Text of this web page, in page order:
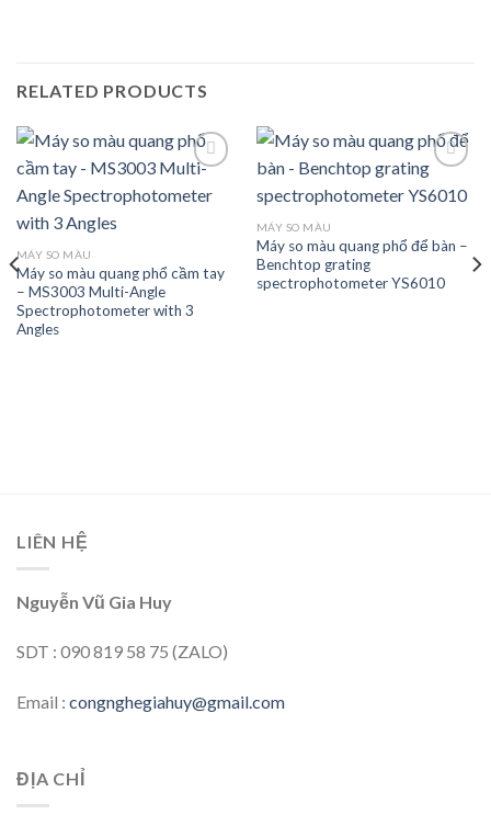
RELATED PRODUCTS
MÁY SO MÀU
Máy so màu quang phổ cầm tay
– MS3003 Multi-Angle
Spectrophotometer with 3
Angles
MÁY SO MÀU
Máy so màu quang phổ để bàn –
Benchtop grating
spectrophotometer YS6010
LIÊN HỆ
Nguyễn Vũ Gia Huy
SDT : 090 819 58 75 (ZALO)
Email : congnghegiahuy@gmail.com
ĐỊA CHỈ